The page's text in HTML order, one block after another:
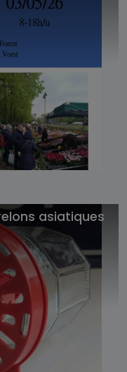
asiatiques